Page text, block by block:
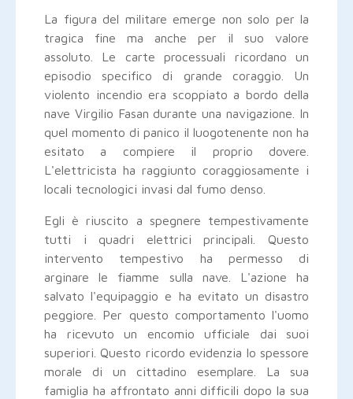
La figura del militare emerge non solo per la
tragica fine ma anche per il suo valore
assoluto. Le carte processuali ricordano un
episodio specifico di grande coraggio. Un
violento incendio era scoppiato a bordo della
nave Virgilio Fasan durante una navigazione. In
quel momento di panico il luogotenente non ha
esitato a compiere il proprio dovere.
L'elettricista ha raggiunto coraggiosamente i
locali tecnologici invasi dal fumo denso.
Egli è riuscito a spegnere tempestivamente
tutti i quadri elettrici principali. Questo
intervento tempestivo ha permesso di
arginare le fiamme sulla nave. L'azione ha
salvato l'equipaggio e ha evitato un disastro
peggiore. Per questo comportamento l'uomo
ha ricevuto un encomio ufficiale dai suoi
superiori. Questo ricordo evidenzia lo spessore
morale di un cittadino esemplare. La sua
famiglia ha affrontato anni difficili dopo la sua